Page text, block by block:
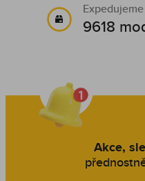
9618
Akce,